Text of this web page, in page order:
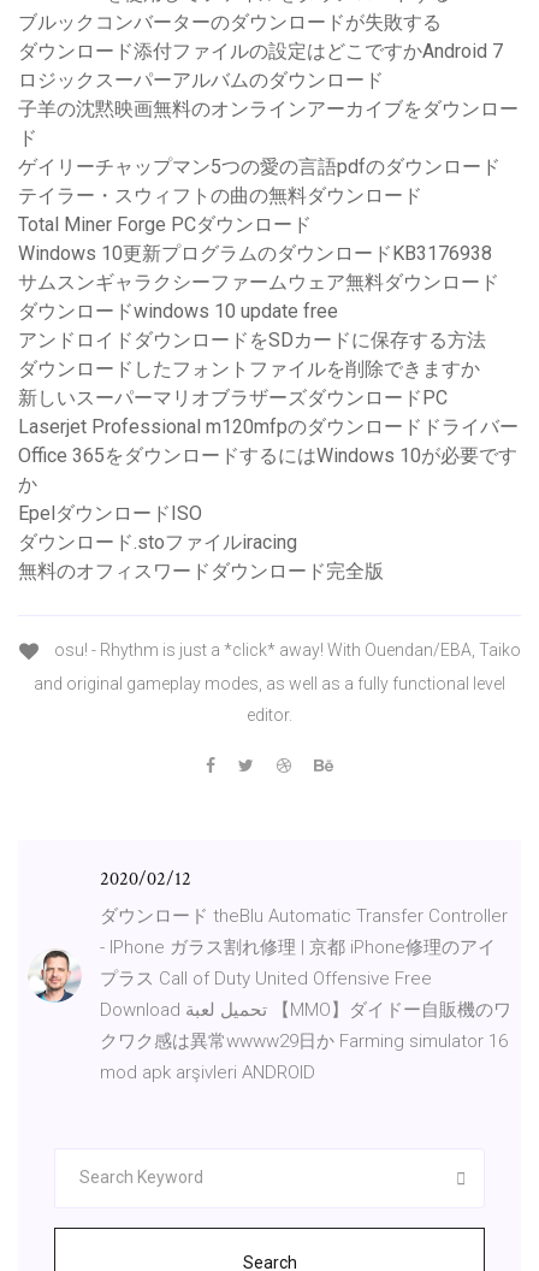
ブルックコンバーターのダウンロードが失敗する
ダウンロード添付ファイルの設定はどこですかAndroid 7
ロジックスーパーアルバムのダウンロード
子羊の沈黙映画無料のオンラインアーカイブをダウンロー
ド
ゲイリーチャップマン5つの愛の言語pdfのダウンロード
テイラー・スウィフトの曲の無料ダウンロード
Total Miner Forge PCダウンロード
Windows 10更新プログラムのダウンロードKB3176938
サムスンギャラクシーファームウェア無料ダウンロード
ダウンロードwindows 10 update free
アンドロイドダウンロードをSDカードに保存する方法
ダウンロードしたフォントファイルを削除できますか
新しいスーパーマリオブラザーズダウンロードPC
Laserjet Professional m120mfpのダウンロードドライバー
Office 365をダウンロードするにはWindows 10が必要です
か
EpelダウンロードISO
ダウンロード.stoファイルiracing
無料のオフィスワードダウンロード完全版
osu! - Rhythm is just a *click* away! With Ouendan/EBA, Taiko
and original gameplay modes, as well as a fully functional level
editor.
2020/02/12
ダウンロード theBlu Automatic Transfer Controller
- IPhone ガラス割れ修理 | 京都 iPhone修理のアイ
プラス Call of Duty United Offensive Free
Download تحميل لعبة 【MMO】ダイドー自販機のワ
クワク感は異常wwww29日か Farming simulator 16
mod apk arşivleri ANDROID
Search